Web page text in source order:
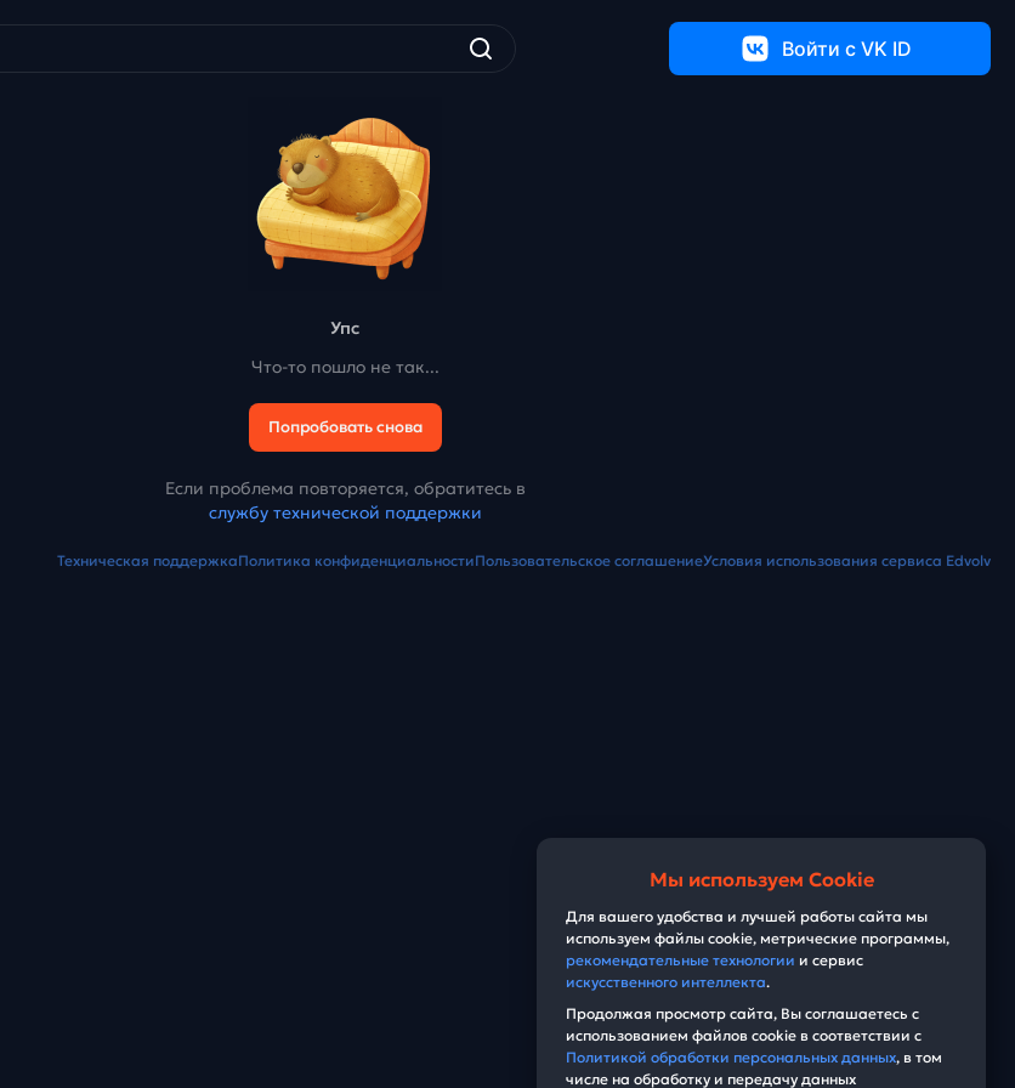
Войти c VK ID
Упс
Что-то пошло не так...
Попробовать снова
Если проблема повторяется, обратитесь в
службу технической поддержки
Техническая поддержкаПолитика конфиденциальностиПользовательское соглашениеУсловия использования сервиса Edvolv
Мы используем Cookie
Для вашего удобства и лучшей работы сайта мы
используем файлы cookie, метрические программы,
рекомендательные технологии и сервис
искусственного интеллекта.
Продолжая просмотр сайта, Вы соглашаетесь с
использованием файлов cookie в соответствии с
Политикой обработки персональных данных, в том
числе на обработку и передачу данных